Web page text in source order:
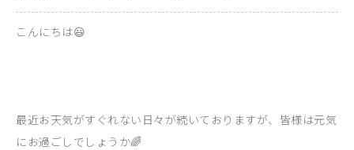
こんにちは😃
最近お天気がすぐれない日々が続いておりますが、皆様は元気
にお過ごしでしょうか🌈